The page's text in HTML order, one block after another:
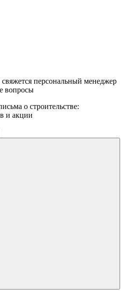
персональный менеджер
вопросы
о строительстве:
и акции